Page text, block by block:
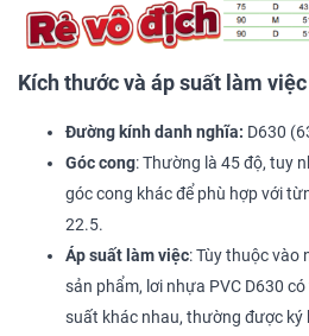
Kích thước và áp suất làm việc
Đường kính danh nghĩa: D630
Góc cong: Thường là 45 độ, tuy
góc cong khác để phù hợp với
22.5.
Áp suất làm việc: Tùy thuộc vào
sản phẩm, lơi nhựa PVC D630
suất khác nhau, thường được ký